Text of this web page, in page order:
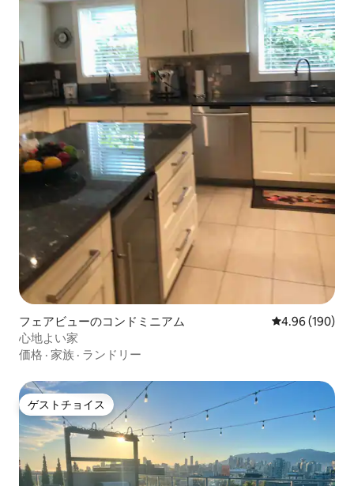
フェアビューのコンドミニアム レビュー190
4.96 (190)
心地よい家
価格 · 家族 · ランドリー
ゲストチョイス
ゲストチョイス